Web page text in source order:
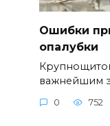
Ошибки
опалубки
важнейшим
0 752